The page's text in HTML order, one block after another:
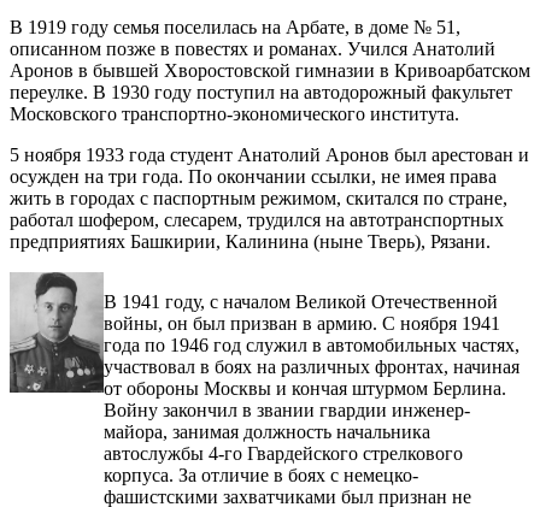
В 1919 году семья поселилась на Арбате, в доме № 51,
описанном позже в повестях и романах. Учился Анатолий
Аронов в бывшей Хворостовской гимназии в Кривоарбатском
переулке. В 1930 году поступил на автодорожный факультет
Московского транспортно-экономического института.
5 ноября 1933 года студент Анатолий Аронов был арестован и
осужден на три года. По окончании ссылки, не имея права
жить в городах с паспортным режимом, скитался по стране,
работал шофером, слесарем, трудился на автотранспортных
предприятиях Башкирии, Калинина (ныне Тверь), Рязани.
В 1941 году, с началом Великой Отечественной
войны, он был призван в армию. С ноября 1941
года по 1946 год служил в автомобильных частях,
участвовал в боях на различных фронтах, начиная
от обороны Москвы и кончая штурмом Берлина.
Войну закончил в звании гвардии инженер-
майора, занимая должность начальника
автослужбы 4-го Гвардейского стрелкового
корпуса. За отличие в боях с немецко-
фашистскими захватчиками был признан не